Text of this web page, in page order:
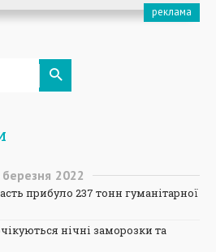
березня 2022
прибуло 237 тонн гуманітарної
нічні заморозки та